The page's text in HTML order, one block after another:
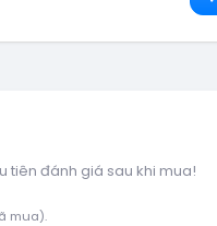
tiên đánh giá sau khi mua!
mua).